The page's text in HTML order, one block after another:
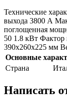
Технические
выхода 3800 А
поглощенная
50 1.8 кВт
390х260х225 мм
Основные
Страна
Написать